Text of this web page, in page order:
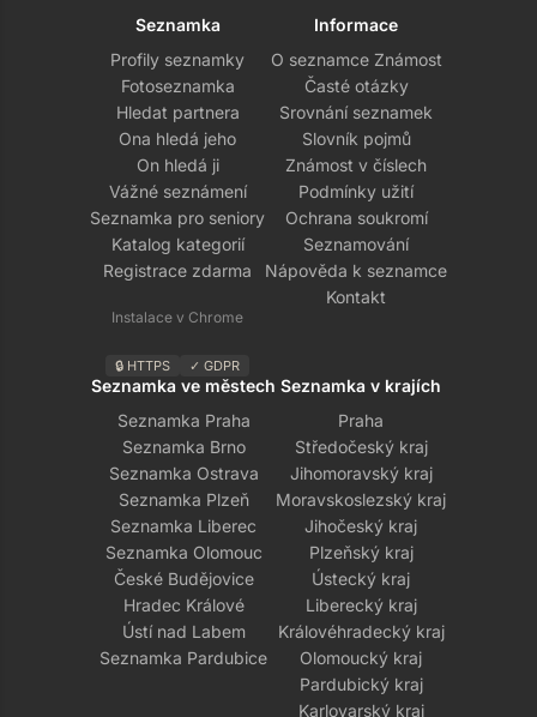
Seznamka
Profily seznamky
Fotoseznamka
Hledat partnera
Ona hledá jeho
On hledá ji
Vážné seznámení
Seznamka pro seniory
Katalog kategorií
Registrace zdarma
Instalace v Chrome
🔒 HTTPS ✓ GDPR
Informace
O seznamce Známost
Časté otázky
Srovnání seznamek
Slovník pojmů
Známost v číslech
Podmínky užití
Ochrana soukromí
Seznamování
Nápověda k seznamce
Kontakt
Seznamka ve městech
Seznamka Praha
Seznamka Brno
Seznamka Ostrava
Seznamka Plzeň
Seznamka Liberec
Seznamka Olomouc
České Budějovice
Hradec Králové
Ústí nad Labem
Seznamka Pardubice
Seznamka v krajích
Praha
Středočeský kraj
Jihomoravský kraj
Moravskoslezský kraj
Jihočeský kraj
Plzeňský kraj
Ústecký kraj
Liberecký kraj
Královéhradecký kraj
Olomoucký kraj
Pardubický kraj
Karlovarský kraj